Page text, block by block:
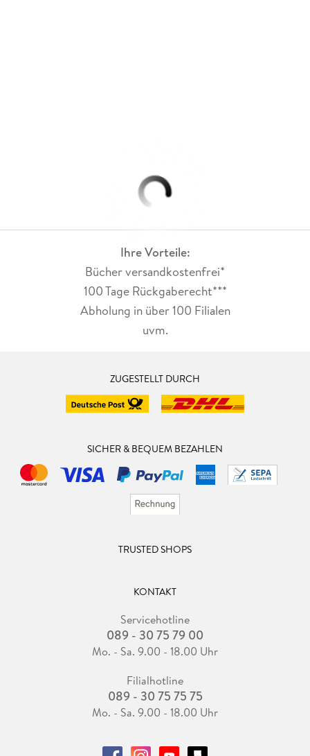
Ihre Vorteile:
Bücher versandkostenfrei*
100 Tage Rückgaberecht***
Abholung in über 100 Filialen
uvm.
ZUGESTELLT DURCH
SICHER & BEQUEM BEZAHLEN
TRUSTED SHOPS
KONTAKT
Servicehotline
089 - 30 75 79 00
Mo. - Sa. 9.00 - 18.00 Uhr
Filialhotline
089 - 30 75 75 75
Mo. - Sa. 9.00 - 18.00 Uhr